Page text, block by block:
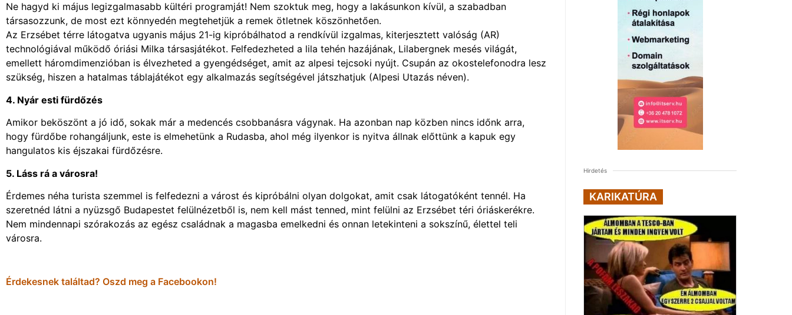
Ne hagyd ki május legizgalmasabb kültéri programját! Nem szoktuk meg, hogy a lakásunkon kívül, a szabadban
társasozzunk, de most ezt könnyedén megtehetjük a remek ötletnek köszönhetően.
Az Erzsébet térre látogatva ugyanis május 21-ig kipróbálhatod a rendkívül izgalmas, kiterjesztett valóság (AR)
technológiával működő óriási Milka társasjátékot. Felfedezheted a lila tehén hazájának, Lilabergnek mesés világát,
emellett háromdimenzióban is élvezheted a gyengédséget, amit az alpesi tejcsoki nyújt. Csupán az okostelefonodra lesz
szükség, hiszen a hatalmas táblajátékot egy alkalmazás segítségével játszhatjuk (Alpesi Utazás néven).
4. Nyár esti fürdőzés
Amikor beköszönt a jó idő, sokak már a medencés csobbanásra vágynak. Ha azonban nap közben nincs időnk arra,
hogy fürdőbe rohangáljunk, este is elmehetünk a Rudasba, ahol még ilyenkor is nyitva állnak előttünk a kapuk egy
hangulatos kis éjszakai fürdőzésre.
5. Láss rá a városra!
Érdemes néha turista szemmel is felfedezni a várost és kipróbálni olyan dolgokat, amit csak látogatóként tennél. Ha
szeretnéd látni a nyüzsgő Budapestet felülnézetből is, nem kell mást tenned, mint felülni az Erzsébet téri óriáskerékre.
Nem mindennapi szórakozás az egész családnak a magasba emelkedni és onnan letekinteni a sokszínű, élettel teli
városra.
Érdekesnek találtad? Oszd meg a Facebookon!
Hirdetés
KARIKATÚRA